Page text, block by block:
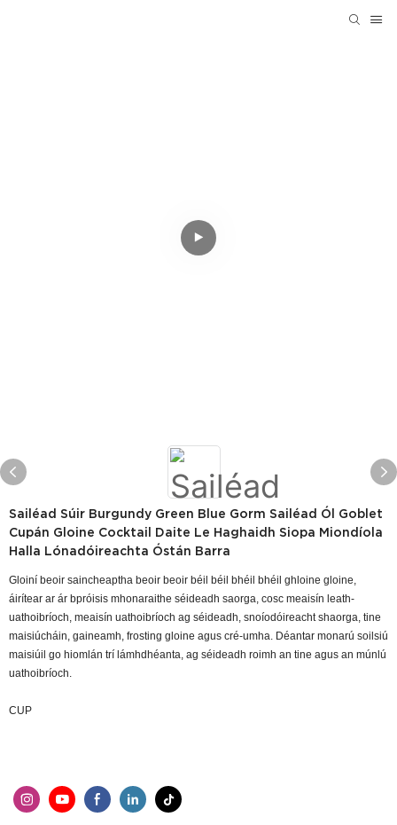
Sailéad Súir Burgundy Green Blue Gorm Sailéad Ól Goblet
Cupán Gloine Cocktail Daite Le Haghaidh Siopa Miondíola
Halla Lónadóireachta Óstán Barra
Gloiní beoir saincheaptha beoir beoir béil béil bhéil bhéil ghloine gloine,
áirítear ar ár bpróisis mhonaraithe séideadh saorga, cosc ​​meaisín leath-
uathoibríoch, meaisín uathoibríoch ag séideadh, snoíodóireacht shaorga, tine
maisiúcháin, gaineamh, frosting gloine agus cré-umha. Déantar monarú soilsiú
maisiúil go hiomlán trí lámhdhéanta, ag séideadh roimh an tine agus an múnlú
uathoibríoch.
CUP